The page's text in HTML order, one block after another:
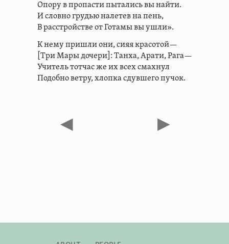
Опору в пропасти пытались вы найти.
И словно грудью налетев на пень,
В расстройстве от Готамы вы ушли».
К нему пришли они, сияя красотой—
[Три Мары дочери]: Танха, Арати, Рага—
Учитель тотчас же их всех смахнул
Подобно ветру, хлопка сдувшего пучок.
◀ ▶